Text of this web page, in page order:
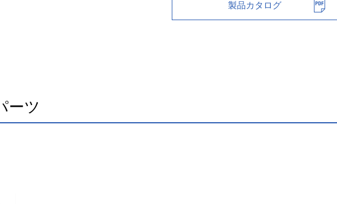
製品カタログ
ーツ